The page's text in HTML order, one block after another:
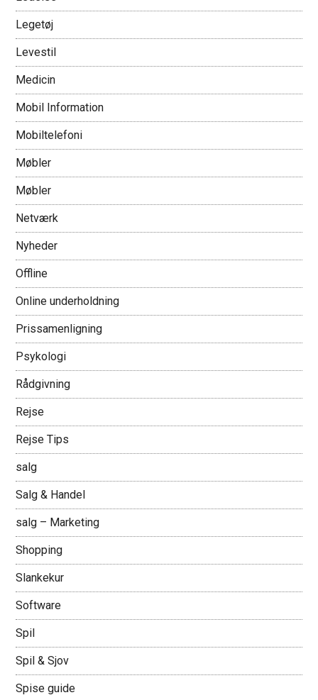
Legetøj
Levestil
Medicin
Mobil Information
Mobiltelefoni
Møbler
Møbler
Netværk
Nyheder
Offline
Online underholdning
Prissamenligning
Psykologi
Rådgivning
Rejse
Rejse Tips
salg
Salg & Handel
salg – Marketing
Shopping
Slankekur
Software
Spil
Spil & Sjov
Spise guide